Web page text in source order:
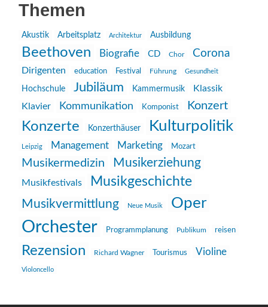
Themen
Akustik Arbeitsplatz Architektur Ausbildung
Beethoven Biografie CD Chor Corona
Dirigenten education Festival Führung Gesundheit
Hochschule Jubiläum Kammermusik
Klassik
Klavier
Kommunikation Komponist Konzert
Konzerte Konzerthäuser Kulturpolitik
Leipzig Management Marketing Mozart
Musikermedizin Musikerziehung
Musikfestivals Musikgeschichte
Musikvermittlung Neue Musik Oper
Orchester Programmplanung Publikum reisen
Rezension Richard Wagner Tourismus Violine
Violoncello